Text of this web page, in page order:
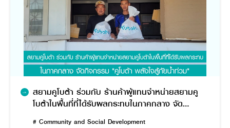
สยามคูโบต้า ร่วมกับ ร้านค้าผู้แทนจำหน่ายสยามคู
โบต้าในพื้นที่ที่ได้รับผลกระทบในภาคกลาง จัด
กิจกรรม “คูโบต้า พลังใจสู้ภัยน้ำท่วม”
# Community and Social Development